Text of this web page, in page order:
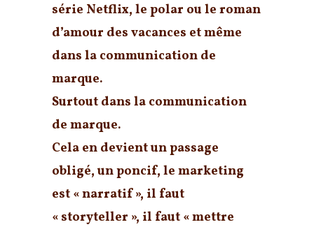
série Netflix, le polar ou le roman
d’amour des vacances et même
dans la communication de
marque.
Surtout dans la communication
de marque.
Cela en devient un passage
obligé, un poncif, le marketing
est « narratif », il faut
« storyteller », il faut « mettre